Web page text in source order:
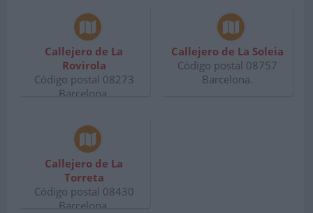
Callejero de La
Rovirola
Código postal 08273
Barcelona.
Callejero de La Soleia
Código postal 08757
Barcelona.
Callejero de La
Torreta
Código postal 08430
Barcelona.